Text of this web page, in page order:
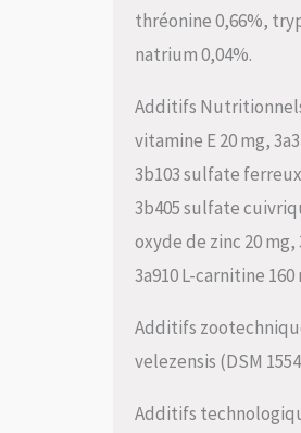
thréonine 0,66%,
natrium 0,04%.
Additifs Nutritionnels
vitamine E 20 mg,
3b103 sulfate
3b405 sulfate
oxyde de zinc 20
3a910 L-carnitine 160
Additifs
velezensis (DSM
Additifs